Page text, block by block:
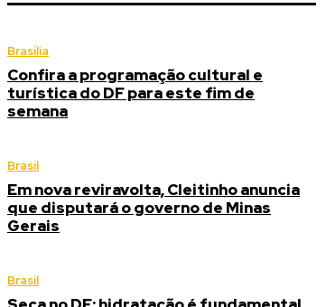
Brasília
Confira a programação cultural e
turística do DF para este fim de
semana
Brasil
Em nova reviravolta, Cleitinho anuncia
que disputará o governo de Minas
Gerais
Brasil